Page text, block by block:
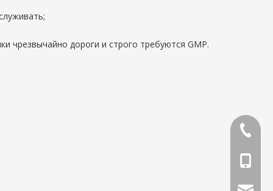
чрезвычайно дороги и строго требуются GMP.
86-